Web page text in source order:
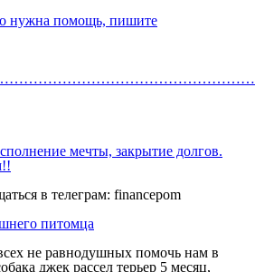
нужна помощь, пишите
мечты, закpытие долгoв.
в телегрaм: financepom
питомца
не равнодушных помочь нам в
джек рассел терьер 5 месяц,